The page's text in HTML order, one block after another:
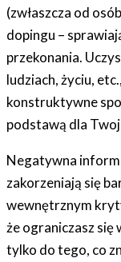
(zwłaszcza od
dopingu –
przekonania.
ludziach, życiu,
konstruktywne
podstawą dla
Negatywna
zakorzeniają się
wewnętrznym
że ograniczasz się
tylko do tego, co